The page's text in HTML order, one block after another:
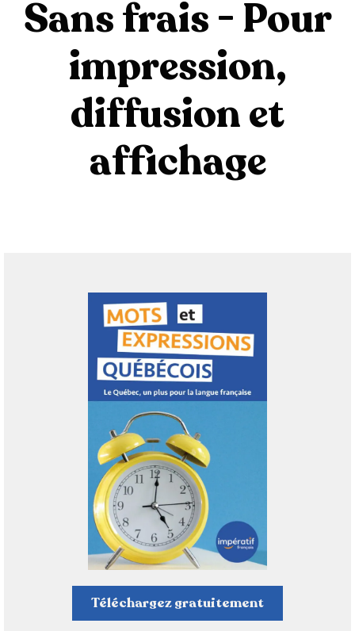
Sans frais - Pour
impression,
diffusion et
affichage
Téléchargez gratuitement